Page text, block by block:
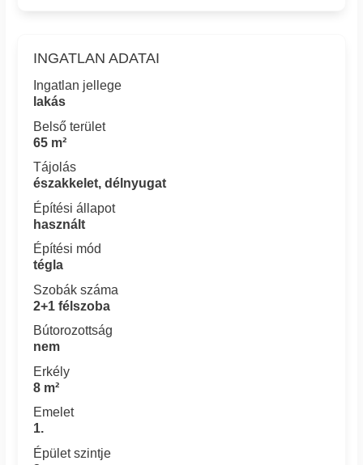
INGATLAN ADATAI
Ingatlan jellege
lakás
Belső terület
65 m²
Tájolás
északkelet, délnyugat
Építési állapot
használt
Építési mód
tégla
Szobák száma
2+1 félszoba
Bútorozottság
nem
Erkély
8 m²
Emelet
1.
Épület szintje